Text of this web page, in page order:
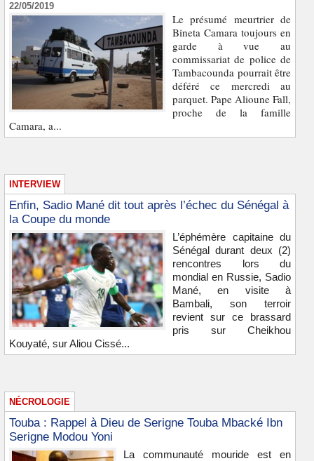
22/05/2019
Le présumé meurtrier de
Bineta Camara toujours en
garde à vue au
commissariat de police de
Tambacounda pourrait être
déféré ce mercredi au
parquet. Pape Alioune Fall,
proche de la famille
Camara, a...
INTERVIEW
Enfin, Sadio Mané dit tout après l’échec du Sénégal à
la Coupe du monde
L’éphémère capitaine du
Sénégal durant deux (2)
rencontres lors du
mondial en Russie, Sadio
Mané, en visite à
Bambali, son terroir
revient sur ce brassard
pris sur Cheikhou
Kouyaté, sur Aliou Cissé...
NÉCROLOGIE
Touba : Rappel à Dieu de Serigne Touba Mbacké Ibn
Serigne Modou Yoni
La communauté mouride est en